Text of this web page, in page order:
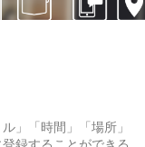
」「時間」「場所」